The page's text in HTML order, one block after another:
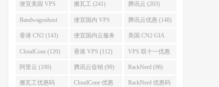
便宜美国 VPS
(255)
搬瓦工 (241) 腾讯云 (203)
Bandwagonhost
(188)
便宜国内 VPS
(167)
腾讯云优惠 (148)
香港 CN2 (143) 便宜国内云服务
器 (128)
美国 CN2 GIA
(123)
CloudCone (120) 香港 VPS (112) VPS 双十一优惠
促销 (106)
阿里云 (100) 腾讯云促销 (99) RackNerd (98)
搬瓦工优惠码 CloudCone 优惠 RackNerd 优惠码